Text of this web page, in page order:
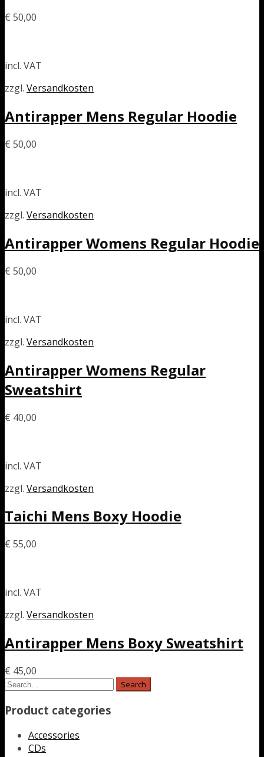
€ 50,00
incl. VAT
zzgl. Versandkosten
Antirapper Mens Regular Hoodie
€ 50,00
incl. VAT
zzgl. Versandkosten
Antirapper Womens Regular Hoodie
€ 50,00
incl. VAT
zzgl. Versandkosten
Antirapper Womens Regular
Sweatshirt
€ 40,00
incl. VAT
zzgl. Versandkosten
Taichi Mens Boxy Hoodie
€ 55,00
incl. VAT
zzgl. Versandkosten
Antirapper Mens Boxy Sweatshirt
€ 45,00
Product categories
Accessories
CDs